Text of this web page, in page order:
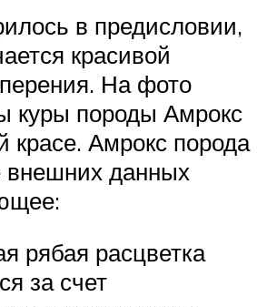
в предисловии,
красивой
На фото
куры породы Амрокс
красе. Амрокс порода
внешних данных
рябая расцветка
за счет